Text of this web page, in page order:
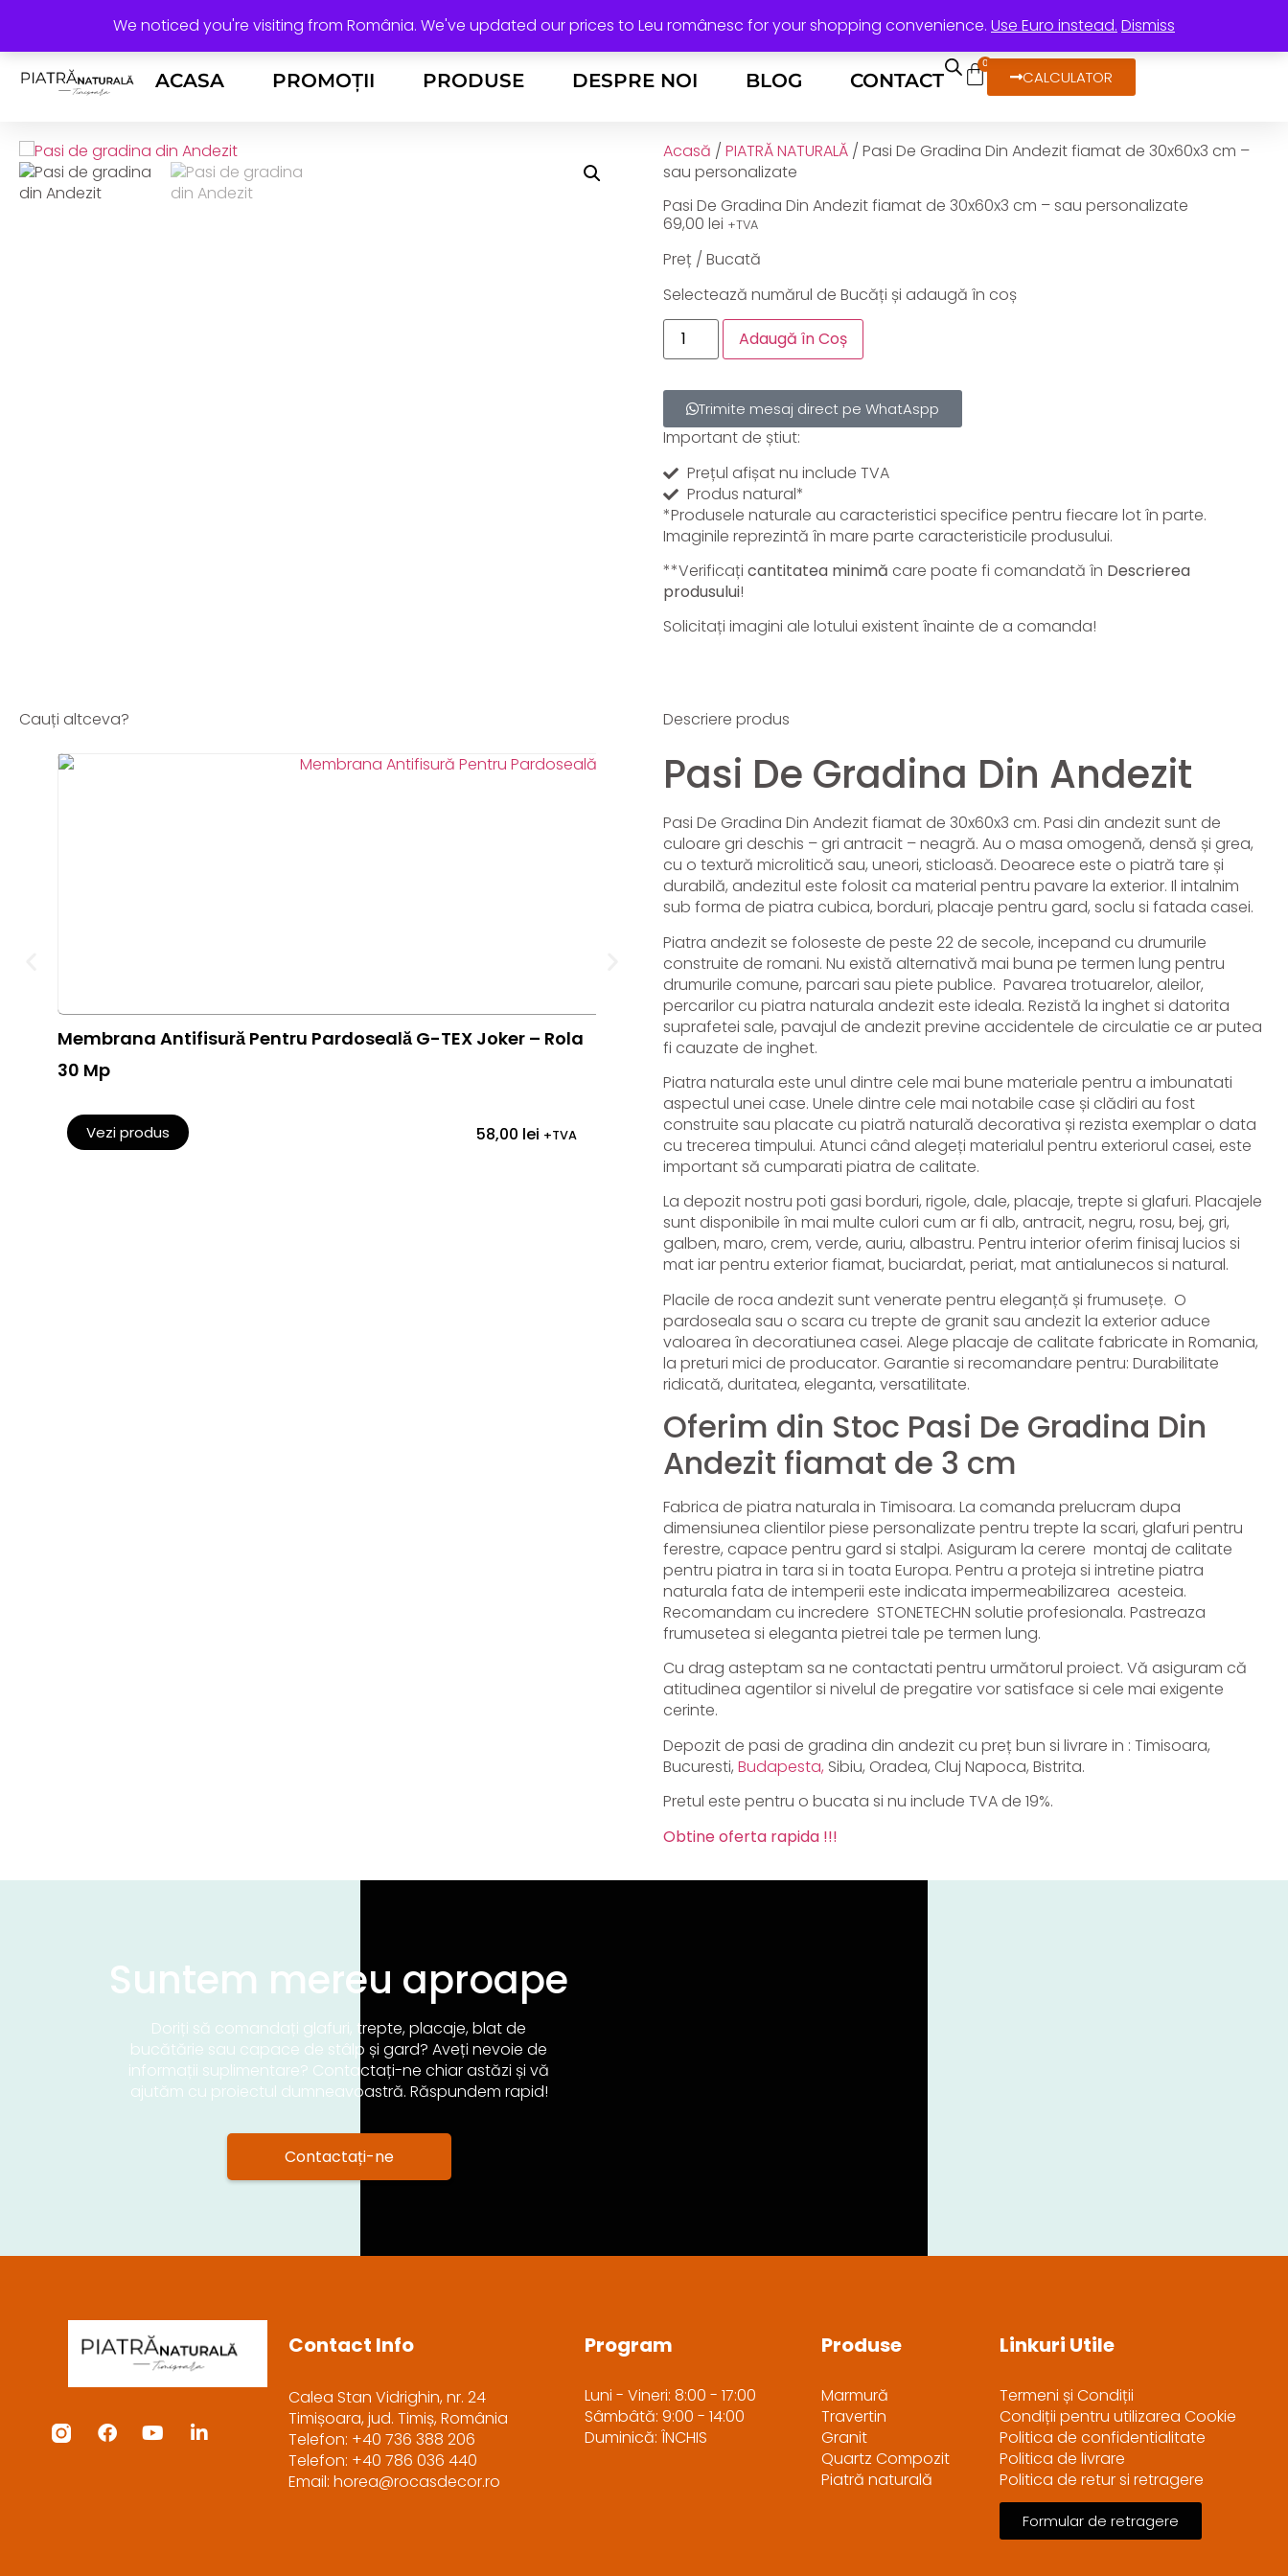
+40 736 388 206 horea@rocasdecor.ro Calea Stan Vidrighin, nr. 24 Timișoara
ACASA PROMOȚII PRODUSE DESPRE NOI BLOG CONTACT
0
CALCULATOR
Acasă / PIATRĂ NATURALĂ / Pasi De Gradina Din Andezit fiamat de 30x60x3 cm –
sau personalizate
Pasi De Gradina Din Andezit fiamat de 30x60x3 cm – sau personalizate
69,00 lei +TVA
Preț / Bucată
Selectează numărul de Bucăți și adaugă în coș
Adaugă în Coș
Trimite mesaj direct pe WhatAspp
Important de știut:
Prețul afișat nu include TVA
Produs natural*
*Produsele naturale au caracteristici specifice pentru fiecare lot în parte.
Imaginile reprezintă în mare parte caracteristicile produsului.
**Verificați cantitatea minimă care poate fi comandată în Descrierea
produsului!
Solicitați imagini ale lotului existent înainte de a comanda!
Cauți altceva?
Membrana Antifisură Pentru Pardoseală G-TEX Joker – Rola
30 Mp
Vezi produs 58,00 lei +TVA
Capace Gard Din Piatra Vratza Mata de 30 x 100 x 3 cm in
Doua Ape
Vezi produs 216,00lei +TVA
Ardezie Sikis
Vezi produs
Descriere produs
Pasi De Gradina Din Andezit
Pasi De Gradina Din Andezit fiamat de 30x60x3 cm. Pasi din andezit sunt de
culoare gri deschis – gri antracit – neagră. Au o masa omogenă, densă și grea,
cu o textură microlitică sau, uneori, sticloasă. Deoarece este o piatră tare și
durabilă, andezitul este folosit ca material pentru pavare la exterior. Il intalnim
sub forma de piatra cubica, borduri, placaje pentru gard, soclu si fatada casei.
Piatra andezit se foloseste de peste 22 de secole, incepand cu drumurile
construite de romani. Nu există alternativă mai buna pe termen lung pentru
drumurile comune, parcari sau piete publice. Pavarea trotuarelor, aleilor,
percarilor cu piatra naturala andezit este ideala. Rezistă la inghet si datorita
suprafetei sale, pavajul de andezit previne accidentele de circulatie ce ar putea
fi cauzate de inghet.
Piatra naturala este unul dintre cele mai bune materiale pentru a imbunatati
aspectul unei case. Unele dintre cele mai notabile case și clădiri au fost
construite sau placate cu piatră naturală decorativa și rezista exemplar o data
cu trecerea timpului. Atunci când alegeți materialul pentru exteriorul casei, este
important să cumparati piatra de calitate.
La depozit nostru poti gasi borduri, rigole, dale, placaje, trepte si glafuri. Placajele
sunt disponibile în mai multe culori cum ar fi alb, antracit, negru, rosu, bej, gri,
galben, maro, crem, verde, auriu, albastru. Pentru interior oferim finisaj lucios si
mat iar pentru exterior fiamat, buciardat, periat, mat antialunecos si natural.
Placile de roca andezit sunt venerate pentru eleganță și frumusețe. O
pardoseala sau o scara cu trepte de granit sau andezit la exterior aduce
valoarea în decoratiunea casei. Alege placaje de calitate fabricate in Romania,
la preturi mici de producator. Garantie si recomandare pentru: Durabilitate
ridicată, duritatea, eleganta, versatilitate.
Oferim din Stoc Pasi De Gradina Din
Andezit fiamat de 3 cm
Fabrica de piatra naturala in Timisoara. La comanda prelucram dupa
dimensiunea clientilor piese personalizate pentru trepte la scari, glafuri pentru
ferestre, capace pentru gard si stalpi. Asiguram la cerere montaj de calitate
pentru piatra in tara si in toata Europa. Pentru a proteja si intretine piatra
naturala fata de intemperii este indicata impermeabilizarea acesteia.
Recomandam cu incredere STONETECHN solutie profesionala. Pastreaza
frumusetea si eleganta pietrei tale pe termen lung.
Cu drag asteptam sa ne contactati pentru următorul proiect. Vă asiguram că
atitudinea agentilor si nivelul de pregatire vor satisface si cele mai exigente
cerinte.
Depozit de pasi de gradina din andezit cu preț bun si livrare in : Timisoara,
Bucuresti, Budapesta, Sibiu, Oradea, Cluj Napoca, Bistrita.
Pretul este pentru o bucata si nu include TVA de 19%.
Obtine oferta rapida !!!
Suntem mereu aproape
Doriți să comandați glafuri, trepte, placaje, blat de
bucătărie sau capace de stâlp și gard? Aveți nevoie de
informații suplimentare? Contactați-ne chiar astăzi și vă
ajutăm cu proiectul dumneavoastră. Răspundem rapid!
Contactați-ne
Contact Info
Calea Stan Vidrighin, nr. 24
Timișoara, jud. Timiș, România
Telefon: +40 736 388 206
Telefon: +40 786 036 440
Email: horea@rocasdecor.ro
Program
Luni - Vineri: 8:00 - 17:00
Sâmbâtă: 9:00 - 14:00
Duminică: ÎNCHIS
Produse
Marmură
Travertin
Granit
Quartz Compozit
Piatră naturală
Linkuri Utile
Termeni și Condiții
Condiții pentru utilizarea Cookie
Politica de confidentialitate
Politica de livrare
Politica de retur si retragere
Formular de retragere
We noticed you're visiting from România. We've updated our prices to Leu românesc for your shopping convenience. Use Euro instead. Dismiss